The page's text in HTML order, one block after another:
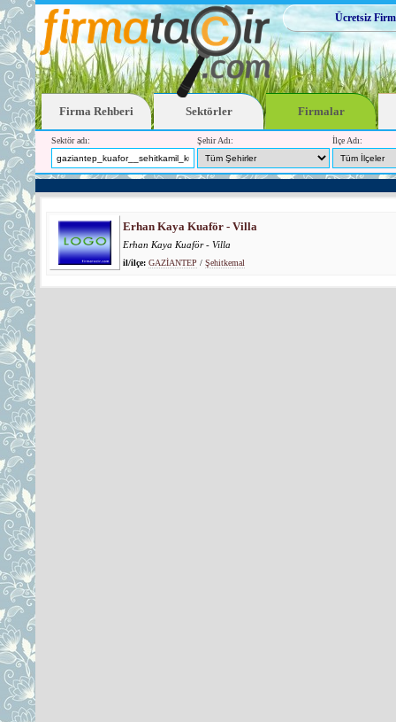
Ücretsiz
Firma Rehberi Sektörler Firmalar
Sektör adı: Şehir Adı: İlçe Adı:
Erhan Kaya Kuaför - Villa
Erhan Kaya Kuaför - Villa
il/ilçe: GAZİANTEP / Şehitkemal